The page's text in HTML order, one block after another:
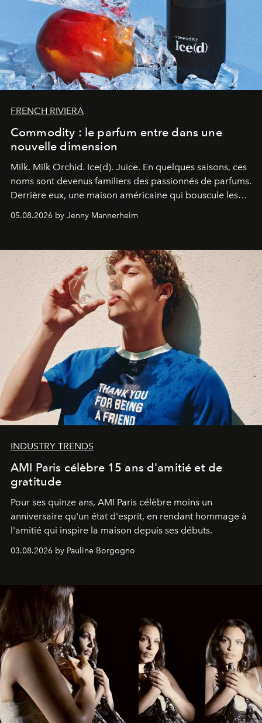
FRENCH RIVIERA
Commodity : le parfum entre dans une
nouvelle dimension
Milk. Milk Orchid. Ice(d). Juice. En quelques saisons, ces
noms sont devenus familiers des passionnés de parfums.
Derrière eux, une maison américaine qui bouscule les
codes de la parfumerie contemporaine en proposant
une approche aussi intuitive que personnelle :
05.08.2026 by Jenny Mannerheim
INDUSTRY TRENDS
AMI Paris célèbre 15 ans d'amitié et de
gratitude
Pour ses quinze ans, AMI Paris célèbre moins un
anniversaire qu'un état d'esprit, en rendant hommage à
l'amitié qui inspire la maison depuis ses débuts.
03.08.2026 by Pauline Borgogno